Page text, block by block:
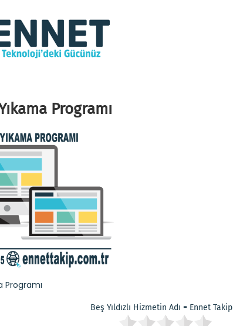
Programı
Programı
Beş Yıldızlı Hizmetin Adı = Ennet Takip